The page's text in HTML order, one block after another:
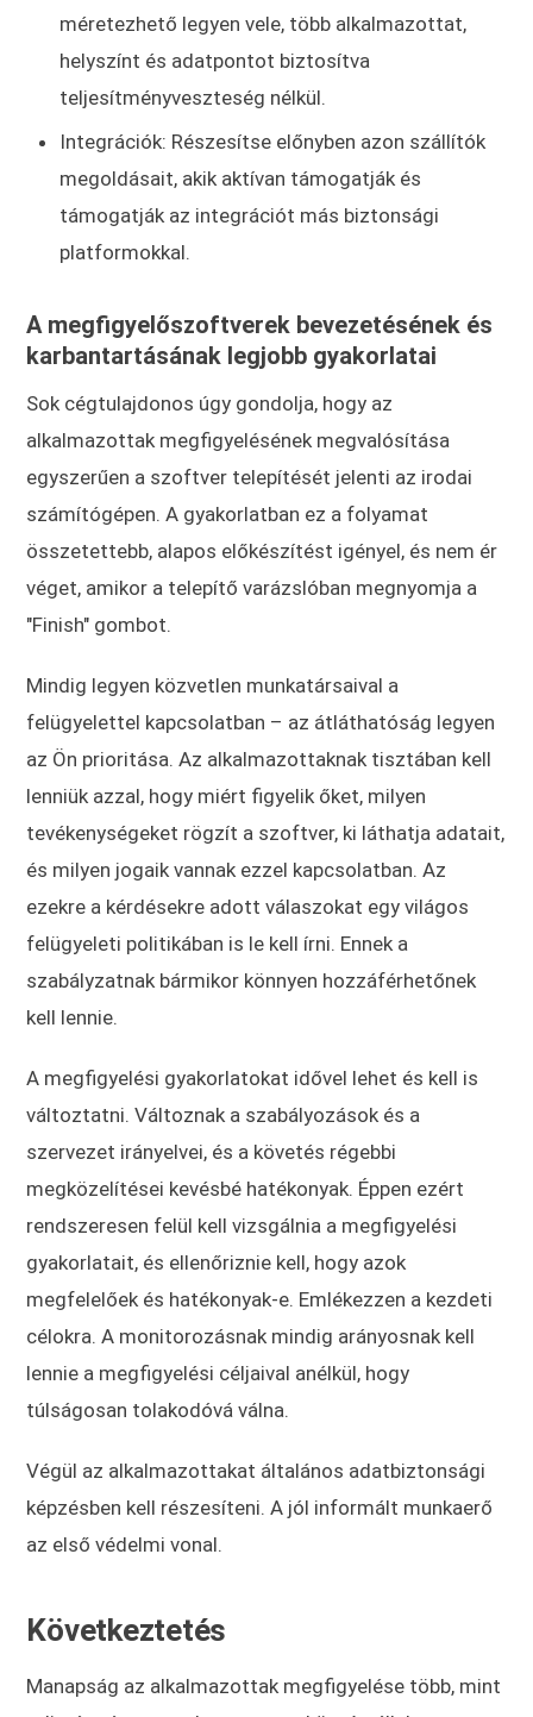
méretezhető legyen vele, több alkalmazottat,
helyszínt és adatpontot biztosítva
teljesítményveszteség nélkül.
Integrációk: Részesítse előnyben azon szállítók
megoldásait, akik aktívan támogatják és
támogatják az integrációt más biztonsági
platformokkal.
A megfigyelőszoftverek bevezetésének és
karbantartásának legjobb gyakorlatai
Sok cégtulajdonos úgy gondolja, hogy az
alkalmazottak megfigyelésének megvalósítása
egyszerűen a szoftver telepítését jelenti az irodai
számítógépen. A gyakorlatban ez a folyamat
összetettebb, alapos előkészítést igényel, és nem ér
véget, amikor a telepítő varázslóban megnyomja a
"Finish" gombot.
Mindig legyen közvetlen munkatársaival a
felügyelettel kapcsolatban – az átláthatóság legyen
az Ön prioritása. Az alkalmazottaknak tisztában kell
lenniük azzal, hogy miért figyelik őket, milyen
tevékenységeket rögzít a szoftver, ki láthatja adatait,
és milyen jogaik vannak ezzel kapcsolatban. Az
ezekre a kérdésekre adott válaszokat egy világos
felügyeleti politikában is le kell írni. Ennek a
szabályzatnak bármikor könnyen hozzáférhetőnek
kell lennie.
A megfigyelési gyakorlatokat idővel lehet és kell is
változtatni. Változnak a szabályozások és a
szervezet irányelvei, és a követés régebbi
megközelítései kevésbé hatékonyak. Éppen ezért
rendszeresen felül kell vizsgálnia a megfigyelési
gyakorlatait, és ellenőriznie kell, hogy azok
megfelelőek és hatékonyak-e. Emlékezzen a kezdeti
célokra. A monitorozásnak mindig arányosnak kell
lennie a megfigyelési céljaival anélkül, hogy
túlságosan tolakodóvá válna.
Végül az alkalmazottakat általános adatbiztonsági
képzésben kell részesíteni. A jól informált munkaerő
az első védelmi vonal.
Következtetés
Manapság az alkalmazottak megfigyelése több, mint